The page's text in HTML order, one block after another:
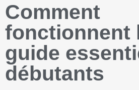
Comment
fonctionnent
guide
débutants